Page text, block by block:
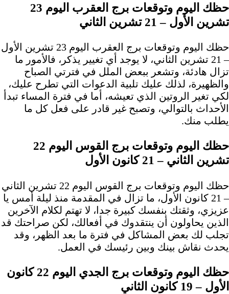
حظك اليوم وتوقعات برج العقرب اليوم 23
تشرين الأول – 21 تشرين الثاني
حظك اليوم وتوقعات برج العقرب اليوم 23 تشرين الأول
– 21 تشرين الثاني، لا يوجد أي تغيير يذكر، فالأمور ما
تزال هادئة، وتشعر ببعض الملل في فترتي الصباح
والظهيرة، لذلك عليك تلبية الدعوات التي تطرح عليك،
لكي تغير الروتين الذي تعيشه، أما في فترة المساء تبدأ
الأحداث بالتوالي، وتصبح غير قادر على فعل كل ما
يطلب منك.
حظك اليوم وتوقعات برج القوس اليوم 22
تشرين الثاني – 21 كانون الأول
حظك اليوم وتوقعات برج القوس اليوم 22 تشرين الثاني
– 21 كانون الأول، ما تزال في المقدمة منذ ليلة أمس يا
عزيزي، وثقتك بنفسك كبيرة جدا، لا تهتم لكلام الآخرين
الذين يحاولون أن ينتقدوك في أفعالك، لكن صراحتك قد
تجلب لك بعض المشاكل في فترة ما بعد الظهر، وقد
يحدث نقاش بينك وبين رئيسك في العمل.
حظك اليوم وتوقعات برج الجدي اليوم 22 كانون
الأول – 19 كانون الثاني